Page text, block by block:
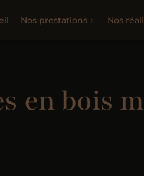
Nos prestations Nos
en bois